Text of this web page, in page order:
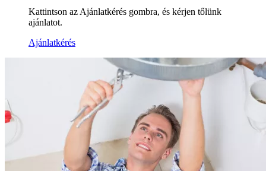
Kattintson az Ajánlatkérés gombra, és kérjen tőlünk
ajánlatot.
Ajánlatkérés